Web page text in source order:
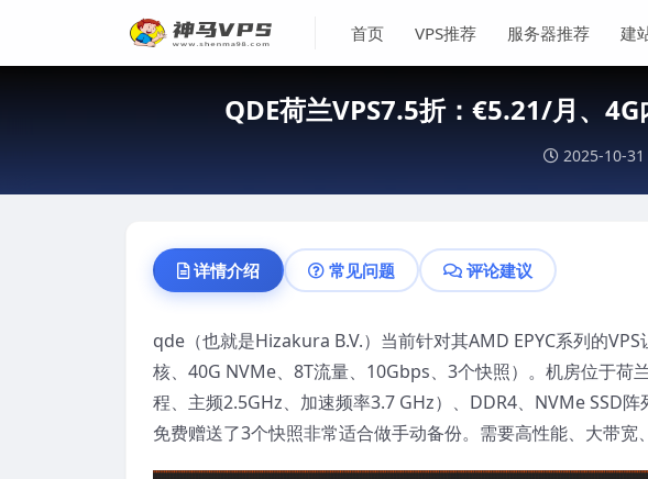
首页 VPS推荐 服务器推荐 建
QDE荷兰VPS7.5折：€5.21/月、
2025-10-31
详情介绍 常见问题 评论建议
qde（也就是Hizakura B.V.）当前针对其AMD EPYC系列的
核、40G NVMe、8T流量、10Gbps、3个快照）。机房位于荷
程、主频2.5GHz、加速频率3.7 GHz）、DDR4、NVMe SSD
免费赠送了3个快照非常适合做手动备份。需要高性能、大带宽